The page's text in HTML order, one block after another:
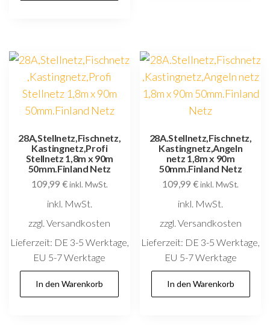
28A,Stellnetz,Fischnetz,
Kastingnetz,Profi
Stellnetz 1,8m x 90m
50mm.Finland Netz
109,99 €inkl. MwSt.
inkl. MwSt.
zzgl. Versandkosten
Lieferzeit: DE 3-5 Werktage,
EU 5-7 Werktage
In den Warenkorb
28A.Stellnetz,Fischnetz,
Kastingnetz,Angeln
netz 1,8m x 90m
50mm.Finland Netz
109,99€inkl. MwSt.
inkl. MwSt.
zzgl. Versandkosten
Lieferzeit: DE 3-5 Werktage,
EU 5-7 Werktage
In den Warenkorb